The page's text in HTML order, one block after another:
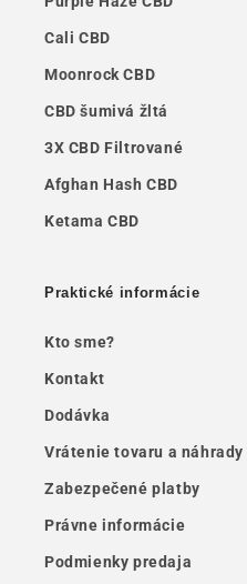
Cali CBD
Moonrock CBD
CBD šumivá žltá
3X CBD Filtrované
Afghan Hash CBD
Ketama CBD
Praktické informácie
Kto sme?
Kontakt
Dodávka
Vrátenie tovaru a náhrady
Zabezpečené platby
Právne informácie
Podmienky predaja